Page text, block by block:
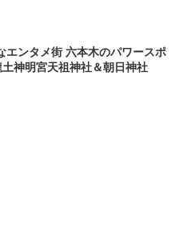
エンタメ街 六本木のパワースポ
土神明宮天祖神社＆朝日神社